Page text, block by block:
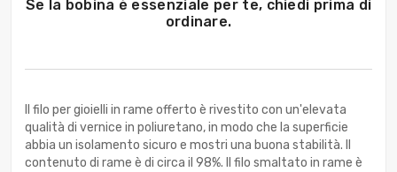
Se la bobina è essenziale per te, chiedi prima di
ordinare.
Il filo per gioielli in rame offerto è rivestito con un'elevata
qualità di vernice in poliuretano, in modo che la superficie
abbia un isolamento sicuro e mostri una buona stabilità. Il
contenuto di rame è di circa il 98%. Il filo smaltato in rame è